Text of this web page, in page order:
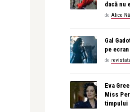
dacă nu
de Alice
Gal
pe
de
Eva
Miss
timpului